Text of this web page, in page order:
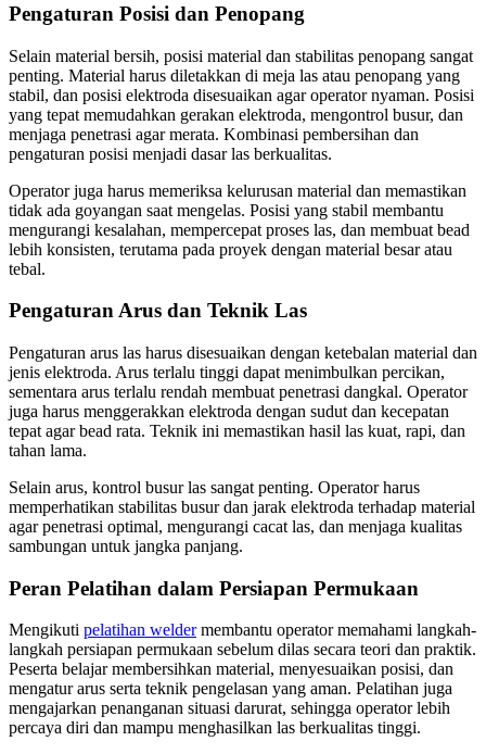
Pengaturan Posisi dan Penopang
Selain material bersih, posisi material dan stabilitas penopang sangat
penting. Material harus diletakkan di meja las atau penopang yang
stabil, dan posisi elektroda disesuaikan agar operator nyaman. Posisi
yang tepat memudahkan gerakan elektroda, mengontrol busur, dan
menjaga penetrasi agar merata. Kombinasi pembersihan dan
pengaturan posisi menjadi dasar las berkualitas.
Operator juga harus memeriksa kelurusan material dan memastikan
tidak ada goyangan saat mengelas. Posisi yang stabil membantu
mengurangi kesalahan, mempercepat proses las, dan membuat bead
lebih konsisten, terutama pada proyek dengan material besar atau
tebal.
Pengaturan Arus dan Teknik Las
Pengaturan arus las harus disesuaikan dengan ketebalan material dan
jenis elektroda. Arus terlalu tinggi dapat menimbulkan percikan,
sementara arus terlalu rendah membuat penetrasi dangkal. Operator
juga harus menggerakkan elektroda dengan sudut dan kecepatan
tepat agar bead rata. Teknik ini memastikan hasil las kuat, rapi, dan
tahan lama.
Selain arus, kontrol busur las sangat penting. Operator harus
memperhatikan stabilitas busur dan jarak elektroda terhadap material
agar penetrasi optimal, mengurangi cacat las, dan menjaga kualitas
sambungan untuk jangka panjang.
Peran Pelatihan dalam Persiapan Permukaan
Mengikuti pelatihan weldermembantu operator memahami langkah-
langkah persiapan permukaan sebelum dilas secara teori dan praktik.
Peserta belajar membersihkan material, menyesuaikan posisi, dan
mengatur arus serta teknik pengelasan yang aman. Pelatihan juga
mengajarkan penanganan situasi darurat, sehingga operator lebih
percaya diri dan mampu menghasilkan las berkualitas tinggi.